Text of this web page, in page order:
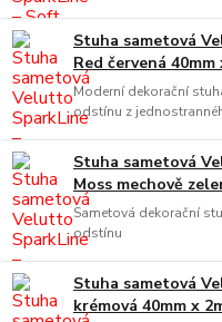
Stuha sametová
Red červená 40mm
Moderní dekorační
odstínu z
Stuha sametová
Moss mechově
Sametová dekorační
odstínu
Stuha sametová
krémová 40mm x